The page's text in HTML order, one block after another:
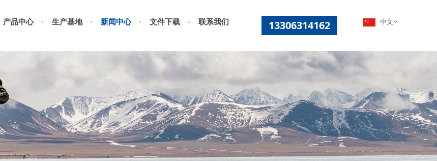
中文
13306314162
产品中心 生产基地 新闻中心 文件下载 联系我们